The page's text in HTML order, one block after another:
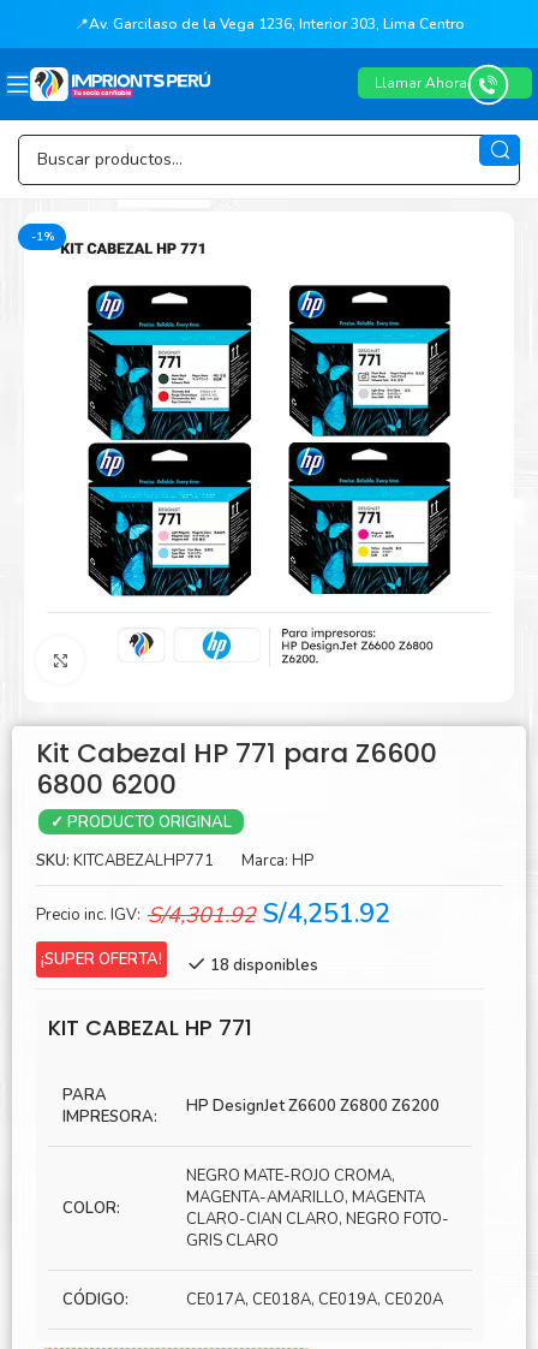
📍Av. Garcilaso de la Vega 1236, Interior 303, Lima Centro
Llamar Ahora
-1%
Agrandar
Kit Cabezal HP 771 para Z6600
6800 6200
✓ PRODUCTO ORIGINAL
SKU: KITCABEZALHP771 Marca: HP
Precio inc. IGV: S/4,301.92 El
original
S/4,251.92
¡SUPER OFERTA! 18 disponibles
KIT CABEZAL HP 771
PARA
IMPRESORA:
HP DesignJet Z6600 Z6800 Z6200
COLOR:
NEGRO MATE-ROJO CROMA,
MAGENTA-AMARILLO, MAGENTA
CLARO-CIAN CLARO, NEGRO FOTO-
GRIS CLARO
CÓDIGO: CE017A, CE018A, CE019A, CE020A